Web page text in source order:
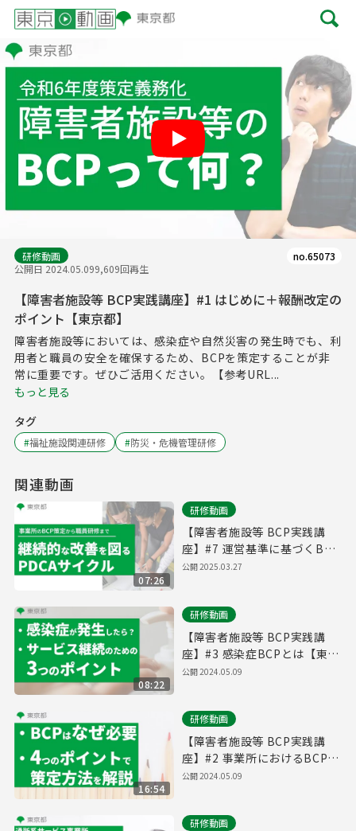
Play
研修動画
公開日 2024.05.099,609回再生
no.65073
【障害者施設等 BCP実践講座】#1 はじめに＋報酬改定の
ポイント【東京都】
障害者施設等においては、感染症や自然災害の発生時でも、利
用者と職員の安全を確保するため、BCPを策定することが非
常に重要です。ぜひご活用ください。【参考URL...
もっと見る
タグ
#福祉施設関連研修 #防災・危機管理研修
関連動画
07:26
研修動画
【障害者施設等 BCP実践講
座】#7 運営基準に基づくBCP
の取組【東京都】
公開2025.03.27
08:22
研修動画
【障害者施設等 BCP実践講
座】#3 感染症BCPとは【東京
都】
公開2024.05.09
16:54
研修動画
【障害者施設等 BCP実践講
座】#2 事業所におけるBCPと
は【東京都】
公開2024.05.09
研修動画